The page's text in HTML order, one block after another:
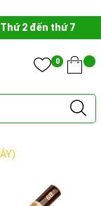
Thứ 2 đến thứ 7
0